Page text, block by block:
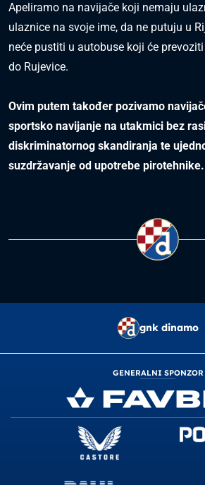
Apeliramo na navijače koji nemaju
ulaznice na svoje ime, da ne putuju u
neće pustiti u autobuse koji će
do Rujevice.
Ovim putem također pozivamo
sportsko navijanje na utakmici bez
diskriminatornog skandiranja te
suzdržavanje od upotrebe pirotehnike.
gnk dinamo
GENERALNI SPONZOR